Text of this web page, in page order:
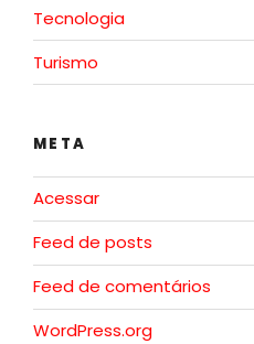
Tecnologia
Turismo
META
Acessar
Feed de posts
Feed de comentários
WordPress.org